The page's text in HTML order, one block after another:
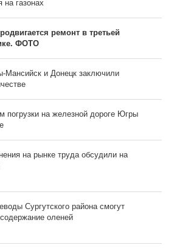
на газонах
ремонт в третьей
ФОТО
Мансийск и Донецк заключили
погрузки на железной дороге Югры
на рынке труда обсудили на
Сургутского района смогут
оленей